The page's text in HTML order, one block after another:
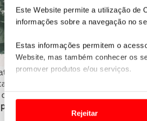
Este Website permite a utilização de
informações sobre a navegação no
Estas informações permitem o
Website, mas também conhecer os
promover produtos e/ou serviços.
Rejeitar
velocidades com comando na
geração. Tal como no DKW F 102, o
transmissão.
três meses foram